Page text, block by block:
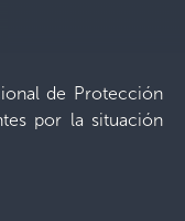
de Protección
por la situación